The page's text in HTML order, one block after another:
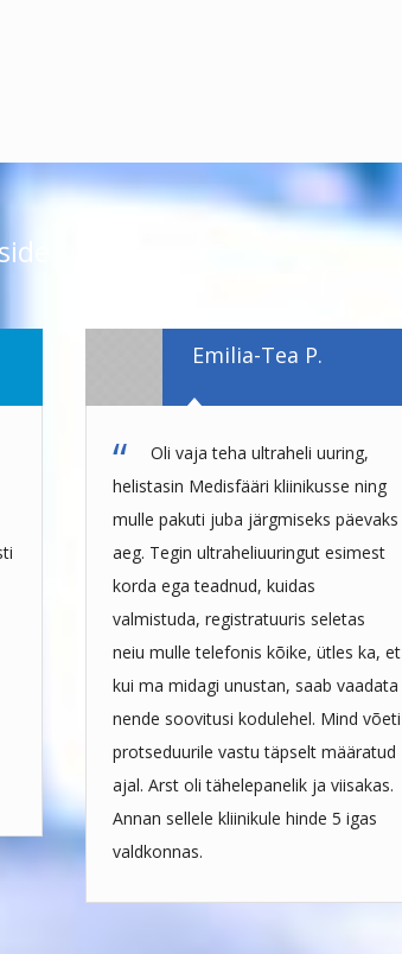
Emilia-Tea P.
Oli vaja teha ultraheli uuring,
helistasin Medisfääri kliinikusse ning
mulle pakuti juba järgmiseks päevaks
aeg. Tegin ultraheliuuringut esimest
korda ega teadnud, kuidas
valmistuda, registratuuris seletas
neiu mulle telefonis kõike, ütles ka, et
kui ma midagi unustan, saab vaadata
nende soovitusi kodulehel. Mind võeti
protseduurile vastu täpselt määratud
ajal. Arst oli tähelepanelik ja viisakas.
Annan sellele kliinikule hinde 5 igas
valdkonnas.